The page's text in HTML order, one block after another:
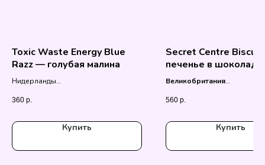
Toxic Waste Energy Blue
Razz — голубая малина
Нидерланды
360 р.
Купить
Secret Centre
печенье в шоколаде
начинкой марс,
Великобритания
560 р.
Купить